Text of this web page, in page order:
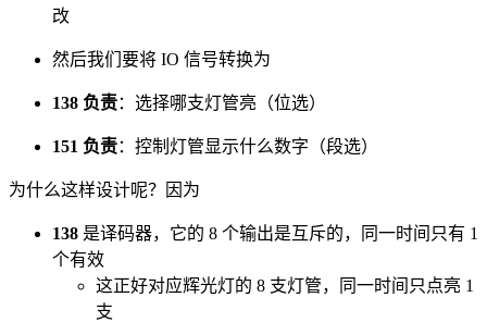
改
然后我们要将 IO 信号转换为
138 负责：选择哪支灯管亮（位选）
151 负责：控制灯管显示什么数字（段选）
为什么这样设计呢？因为
138 是译码器，它的 8 个输出是互斥的，同一时间只有 1
个有效
这正好对应辉光灯的 8 支灯管，同一时间只点亮 1
支